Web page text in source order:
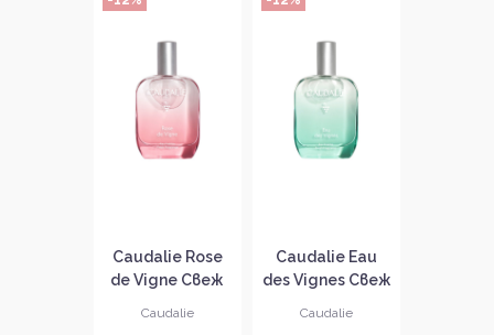
Caudalie Rose
de Vigne Свеж
Caudalie
Caudalie Eau
des Vignes Свеж
Caudalie